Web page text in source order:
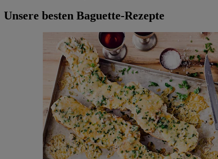
Unsere besten Baguette-Rezepte